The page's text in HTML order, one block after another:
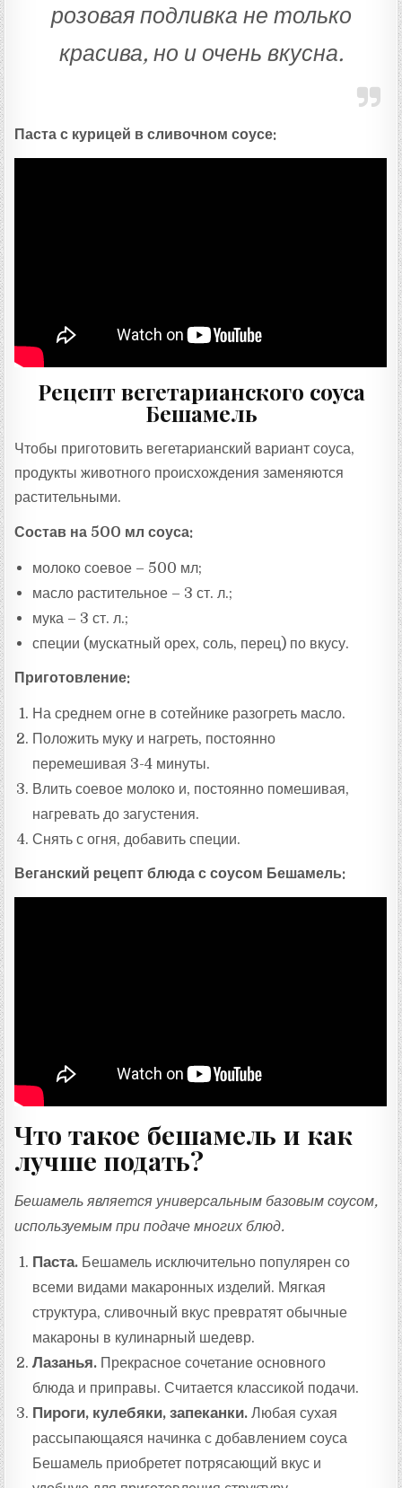
розовая подливка не только
красива, но и очень вкусна.
Паста с курицей в сливочном соусе:
Рецепт вегетарианского соуса
Бешамель
Чтобы приготовить вегетарианский вариант соуса,
продукты животного происхождения заменяются
растительными.
Состав на 500 мл соуса:
молоко соевое – 500 мл;
масло растительное – 3 ст. л.;
мука – 3 ст. л.;
специи (мускатный орех, соль, перец) по вкусу.
Приготовление:
На среднем огне в сотейнике разогреть масло.
Положить муку и нагреть, постоянно
перемешивая 3-4 минуты.
Влить соевое молоко и, постоянно помешивая,
нагревать до загустения.
Снять с огня, добавить специи.
Веганский рецепт блюда с соусом Бешамель:
Что такое бешамель и как
лучше подать?
Бешамель является универсальным базовым соусом,
используемым при подаче многих блюд.
Паста. Бешамель исключительно популярен со
всеми видами макаронных изделий. Мягкая
структура, сливочный вкус превратят обычные
макароны в кулинарный шедевр.
Лазанья. Прекрасное сочетание основного
блюда и приправы. Считается классикой подачи.
Пироги, кулебяки, запеканки. Любая сухая
рассыпающаяся начинка с добавлением соуса
Бешамель приобретет потрясающий вкус и